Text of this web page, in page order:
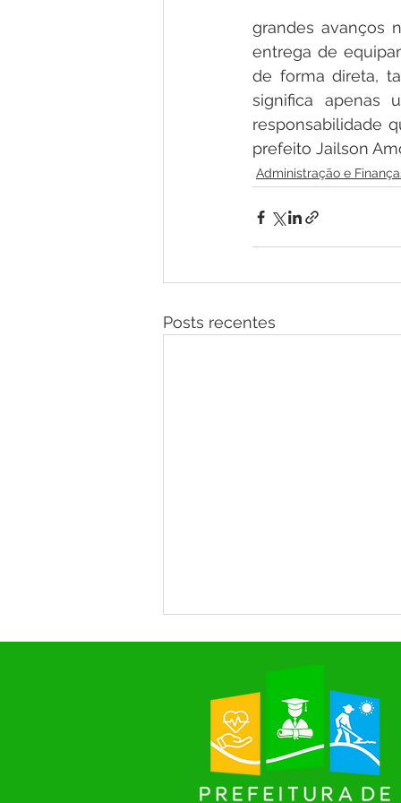
grandes avanços
entrega de
de forma direta,
significa apenas
responsabilidade
prefeito Jailson
Administração e
Posts recentes
Novo padrão nacional de Nota